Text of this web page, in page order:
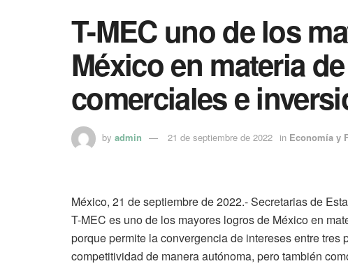
T-MEC uno de los
México en materia
comerciales e
by admin 21 de septiembre de 2022 in Economía y
México, 21 de septiembre de 2022.- Secretarias de
T-MEC es uno de los mayores logros de México en
porque permite la convergencia de intereses entre
competitividad de manera autónoma, pero también